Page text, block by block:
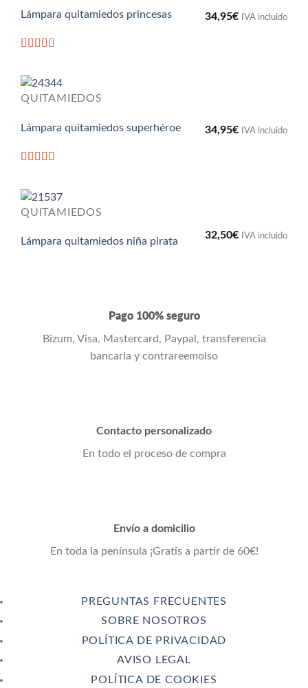
Lámpara quitamiedos princesas 34,95€ IVA incluido
QUITAMIEDOS
Lámpara quitamiedos superhéroe 34,95€ IVA incluido
QUITAMIEDOS
Lámpara quitamiedos niña pirata
32,50€ IVA incluido
Pago 100% seguro
Bizum, Visa, Mastercard, Paypal, transferencia
bancaria y contrareemolso
Contacto personalizado
En todo el proceso de compra
Envío a domicilio
En toda la península ¡Gratis a partir de 60€!
PREGUNTAS FRECUENTES
SOBRE NOSOTROS
POLÍTICA DE PRIVACIDAD
AVISO LEGAL
POLÍTICA DE COOKIES